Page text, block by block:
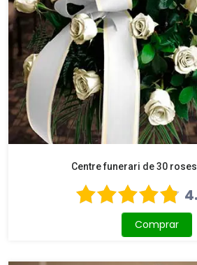
Centre funerari de 30
Comprar